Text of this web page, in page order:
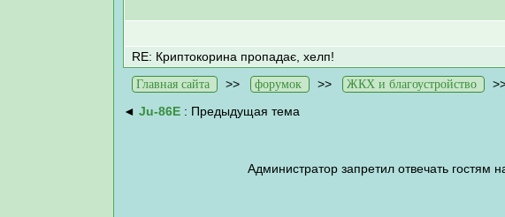
RE: Криптокорина пропадає, хелп!
Главная сайта >> форумок >> ЖКХ и благоустройство
◄ Ju-86E : Предыдущая тема
Администратор запретил отвечать гостям